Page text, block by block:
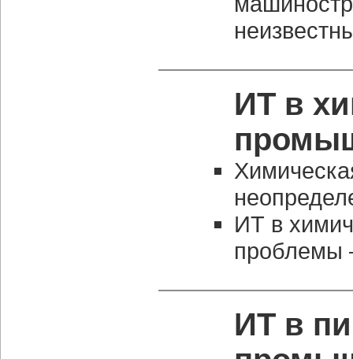
ИТ в
ИТ в
проблемы
ИТ в